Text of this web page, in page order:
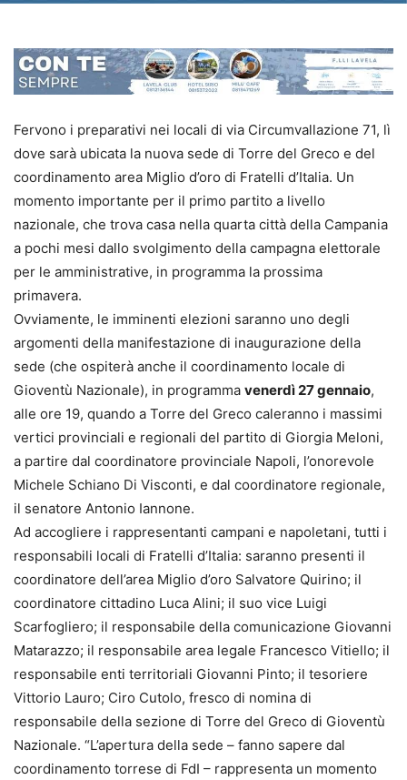
Fervono i preparativi nei locali di via Circumvallazione 71, lì
dove sarà ubicata la nuova sede di Torre del Greco e del
coordinamento area Miglio d’oro di Fratelli d’Italia. Un
momento importante per il primo partito a livello
nazionale, che trova casa nella quarta città della Campania
a pochi mesi dallo svolgimento della campagna elettorale
per le amministrative, in programma la prossima
primavera.
Ovviamente, le imminenti elezioni saranno uno degli
argomenti della manifestazione di inaugurazione della
sede (che ospiterà anche il coordinamento locale di
Gioventù Nazionale), in programma venerdì 27 gennaio,
alle ore 19, quando a Torre del Greco caleranno i massimi
vertici provinciali e regionali del partito di Giorgia Meloni,
a partire dal coordinatore provinciale Napoli, l’onorevole
Michele Schiano Di Visconti, e dal coordinatore regionale,
il senatore Antonio Iannone.
Ad accogliere i rappresentanti campani e napoletani, tutti i
responsabili locali di Fratelli d’Italia: saranno presenti il
coordinatore dell’area Miglio d’oro Salvatore Quirino; il
coordinatore cittadino Luca Alini; il suo vice Luigi
Scarfogliero; il responsabile della comunicazione Giovanni
Matarazzo; il responsabile area legale Francesco Vitiello; il
responsabile enti territoriali Giovanni Pinto; il tesoriere
Vittorio Lauro; Ciro Cutolo, fresco di nomina di
responsabile della sezione di Torre del Greco di Gioventù
Nazionale. “L’apertura della sede – fanno sapere dal
coordinamento torrese di FdI – rappresenta un momento